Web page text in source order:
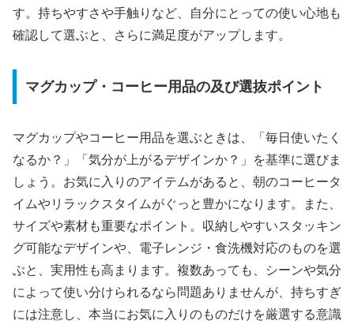
す。持ちやすさや手触りなど、自分にとっての使い心地も
確認して選ぶと、さらに満足度がアップします。
マグカップ・コーヒー用品の及び選抜ポイント
マグカップやコーヒー用品を選ぶときは、「毎日使いたく
なるか？」「気分が上がるデザインか？」を基準に選びま
しょう。お気に入りのアイテムがあると、朝のコーヒータ
イムやリラックスタイムがぐっと豊かになります。また、
サイズや素材も重要なポイント。収納しやすいスタッキン
グ可能なデザインや、電子レンジ・食洗機対応のものを選
ぶと、実用性も高まります。複数あっても、シーンや気分
によって使い分けられるなら問題ありませんが、持ちすぎ
には注意し、本当にお気に入りのものだけを厳選する意識